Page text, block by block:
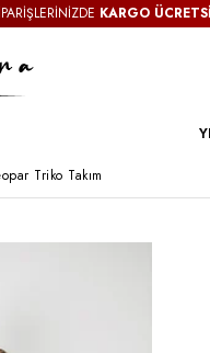
KARGO
Triko Takım